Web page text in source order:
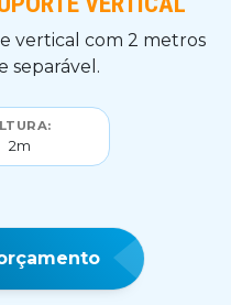
vertical com 2 metros
separável.
2m